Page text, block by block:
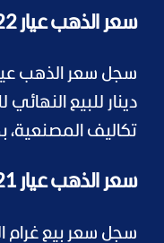
سعر الذهب عيار 22
دينار للبيع
تكاليف المصنعية، بما
سعر الذهب عيار 21